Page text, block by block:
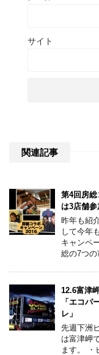
サイト
関連記事
第4回房
は3店舗参
昨年も紹
して今年
キャンペ
総の7つ
12.6富津
「エコパ
レ」
先週下洲
は富津岬
ます。 ・